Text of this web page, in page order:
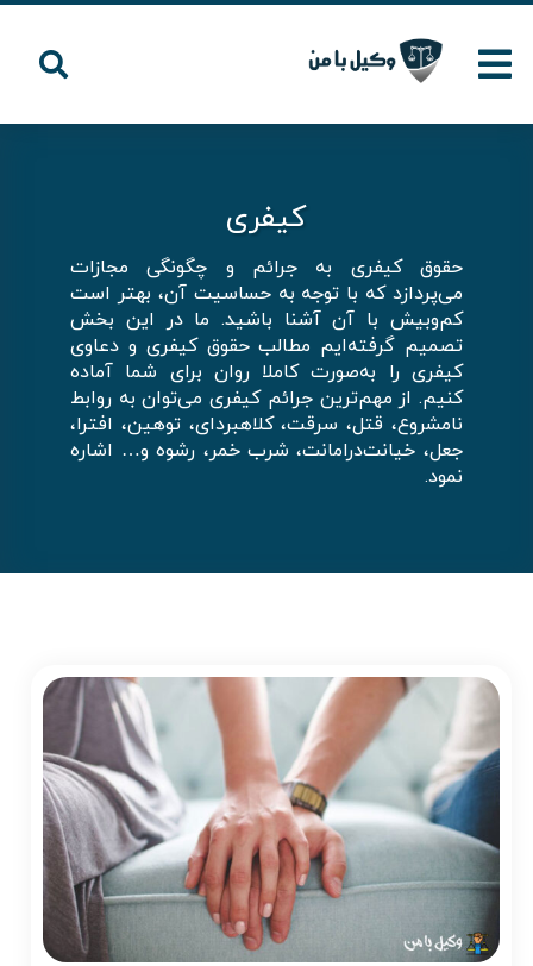
کیفری
حقوق کیفری به جرائم و چگونگی مجازات
می‌پردازد که با توجه به حساسیت آن، بهتر است
کم‌وبیش با آن آشنا باشید. ما در این بخش
تصمیم گرفته‌ایم مطالب حقوق کیفری و دعاوی
کیفری را به‌صورت کاملا روان برای شما آماده
کنیم. از مهم‌ترین جرائم کیفری می‌توان به روابط
نامشروع، قتل، سرقت، کلاهبردای، توهین، افترا،
جعل، خیانت‌درامانت، شرب خمر، رشوه و… اشاره
نمود.